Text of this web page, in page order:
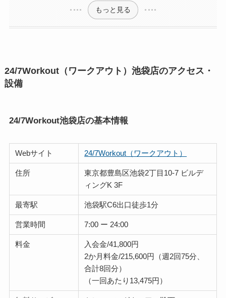
もっと見る
24/7Workout（ワークアウト）池袋店のアクセス・
設備
24/7Workout池袋店の基本情報
Webサイト 24/7Workout（ワークアウト）
住所
東京都豊島区池袋2丁目10-7 ビルデ
ィングK 3F
最寄駅 池袋駅C6出口徒歩1分
営業時間 7:00 ー 24:00
料金
入会金/41,800円
2か月料金/215,600円（週2回75分、
合計8回分）
（一回あたり13,475円）